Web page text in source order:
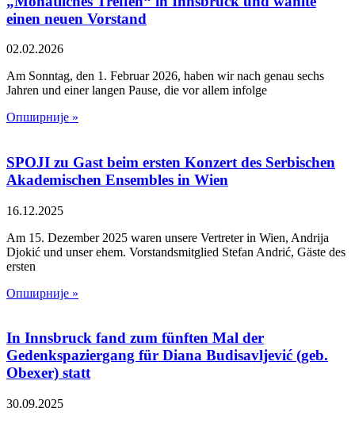
einen neuen Vorstand
02.02.2026
Am Sonntag, den 1. Februar 2026, haben wir nach genau sechs
Jahren und einer langen Pause, die vor allem infolge
Опширније »
SPOJI zu Gast beim ersten Konzert des Serbischen
Akademischen Ensembles in Wien
16.12.2025
Am 15. Dezember 2025 waren unsere Vertreter in Wien, Andrija
Djokić und unser ehem. Vorstandsmitglied Stefan Andrić, Gäste des
ersten
Опширније »
In Innsbruck fand zum fünften Mal der
Gedenkspaziergang für Diana Budisavljević (geb.
Obexer) statt
30.09.2025